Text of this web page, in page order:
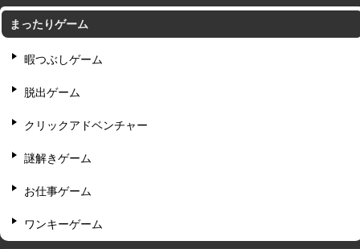
まったりゲーム
暇つぶしゲーム
脱出ゲーム
クリックアドベンチャー
謎解きゲーム
お仕事ゲーム
ワンキーゲーム